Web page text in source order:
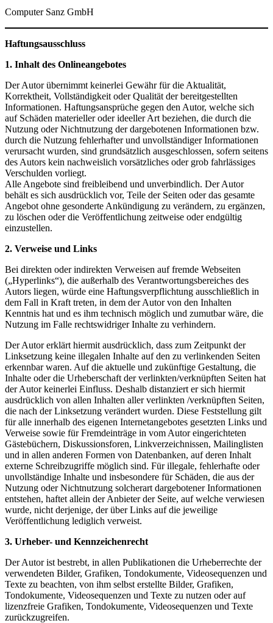
Computer Sanz GmbH
Haftungsausschluss
1. Inhalt des Onlineangebotes
Der Autor übernimmt keinerlei Gewähr für die Aktualität,
Korrektheit, Vollständigkeit oder Qualität der bereitgestellten
Informationen. Haftungsansprüche gegen den Autor, welche sich
auf Schäden materieller oder ideeller Art beziehen, die durch die
Nutzung oder Nichtnutzung der dargebotenen Informationen bzw.
durch die Nutzung fehlerhafter und unvollständiger Informationen
verursacht wurden, sind grundsätzlich ausgeschlossen, sofern seitens
des Autors kein nachweislich vorsätzliches oder grob fahrlässiges
Verschulden vorliegt.
Alle Angebote sind freibleibend und unverbindlich. Der Autor
behält es sich ausdrücklich vor, Teile der Seiten oder das gesamte
Angebot ohne gesonderte Ankündigung zu verändern, zu ergänzen,
zu löschen oder die Veröffentlichung zeitweise oder endgültig
einzustellen.
2. Verweise und Links
Bei direkten oder indirekten Verweisen auf fremde Webseiten
(„Hyperlinks“), die außerhalb des Verantwortungsbereiches des
Autors liegen, würde eine Haftungsverpflichtung ausschließlich in
dem Fall in Kraft treten, in dem der Autor von den Inhalten
Kenntnis hat und es ihm technisch möglich und zumutbar wäre, die
Nutzung im Falle rechtswidriger Inhalte zu verhindern.
Der Autor erklärt hiermit ausdrücklich, dass zum Zeitpunkt der
Linksetzung keine illegalen Inhalte auf den zu verlinkenden Seiten
erkennbar waren. Auf die aktuelle und zukünftige Gestaltung, die
Inhalte oder die Urheberschaft der verlinkten/verknüpften Seiten hat
der Autor keinerlei Einfluss. Deshalb distanziert er sich hiermit
ausdrücklich von allen Inhalten aller verlinkten /verknüpften Seiten,
die nach der Linksetzung verändert wurden. Diese Feststellung gilt
für alle innerhalb des eigenen Internetangebotes gesetzten Links und
Verweise sowie für Fremdeinträge in vom Autor eingerichteten
Gästebüchern, Diskussionsforen, Linkverzeichnissen, Mailinglisten
und in allen anderen Formen von Datenbanken, auf deren Inhalt
externe Schreibzugriffe möglich sind. Für illegale, fehlerhafte oder
unvollständige Inhalte und insbesondere für Schäden, die aus der
Nutzung oder Nichtnutzung solcherart dargebotener Informationen
entstehen, haftet allein der Anbieter der Seite, auf welche verwiesen
wurde, nicht derjenige, der über Links auf die jeweilige
Veröffentlichung lediglich verweist.
3. Urheber- und Kennzeichenrecht
Der Autor ist bestrebt, in allen Publikationen die Urheberrechte der
verwendeten Bilder, Grafiken, Tondokumente, Videosequenzen und
Texte zu beachten, von ihm selbst erstellte Bilder, Grafiken,
Tondokumente, Videosequenzen und Texte zu nutzen oder auf
lizenzfreie Grafiken, Tondokumente, Videosequenzen und Texte
zurückzugreifen.